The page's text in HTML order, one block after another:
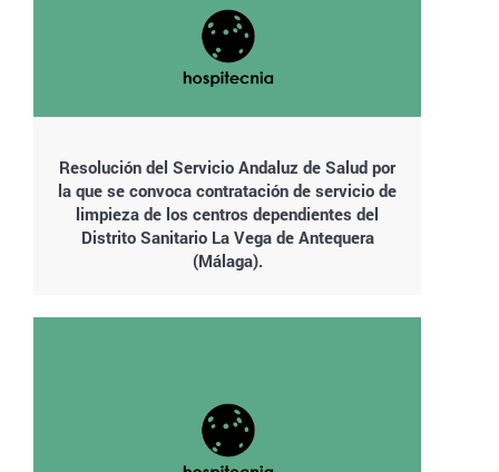
Resolución del Servicio Andaluz de Salud por
la que se convoca contratación de servicio de
limpieza de los centros dependientes del
Distrito Sanitario La Vega de Antequera
(Málaga).